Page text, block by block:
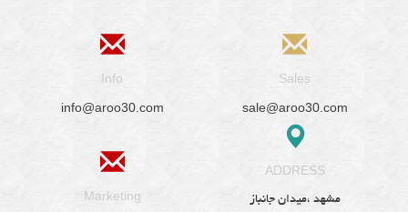
Info
info@aroo30.com
Sales
sale@aroo30.com
Marketing
ADDRESS
مشهد ،میدان جانباز